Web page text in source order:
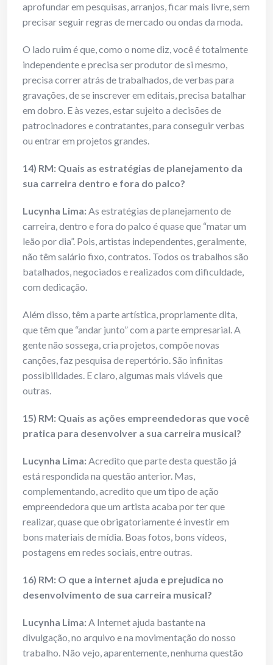
aprofundar em pesquisas, arranjos, ficar mais livre, sem
precisar seguir regras de mercado ou ondas da moda.
O lado ruim é que, como o nome diz, você é totalmente
independente e precisa ser produtor de si mesmo,
precisa correr atrás de trabalhados, de verbas para
gravações, de se inscrever em editais, precisa batalhar
em dobro. E às vezes, estar sujeito a decisões de
patrocinadores e contratantes, para conseguir verbas
ou entrar em projetos grandes.
14) RM: Quais as estratégias de planejamento da
sua carreira dentro e fora do palco?
Lucynha Lima:As estratégias de planejamento de
carreira, dentro e fora do palco é quase que “matar um
leão por dia”. Pois, artistas independentes, geralmente,
não têm salário fixo, contratos. Todos os trabalhos são
batalhados, negociados e realizados com dificuldade,
com dedicação.
Além disso, têm a parte artística, propriamente dita,
que têm que “andar junto” com a parte empresarial. A
gente não sossega, cria projetos, compõe novas
canções, faz pesquisa de repertório. São infinitas
possibilidades. E claro, algumas mais viáveis que
outras.
15) RM: Quais as ações empreendedoras que você
pratica para desenvolver a sua carreira musical?
Lucynha Lima:Acredito que parte desta questão já
está respondida na questão anterior. Mas,
complementando, acredito que um tipo de ação
empreendedora que um artista acaba por ter que
realizar, quase que obrigatoriamente é investir em
bons materiais de mídia. Boas fotos, bons vídeos,
postagens em redes sociais, entre outras.
16) RM: O que a internet ajuda e prejudica no
desenvolvimento de sua carreira musical?
Lucynha Lima:A Internet ajuda bastante na
divulgação, no arquivo e na movimentação do nosso
trabalho. Não vejo, aparentemente, nenhuma questão